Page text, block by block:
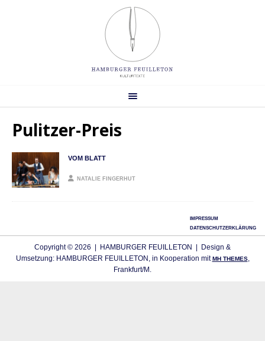
Pulitzer-Preis
VOM BLATT
NATALIE FINGERHUT
IMPRESSUM
DATENSCHUTZERKLÄRUNG
Copyright © 2026 | HAMBURGER FEUILLETON | Design &
Umsetzung: HAMBURGER FEUILLETON, in Kooperation mitMH THEMES,
Frankfurt/M.